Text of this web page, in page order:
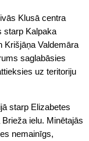
Klusā centra
starp Kalpaka
Krišjāņa Valdemāra
saglabāsies
uz teritoriju
starp Elizabetes
ielu. Minētajās
nemainīgs,